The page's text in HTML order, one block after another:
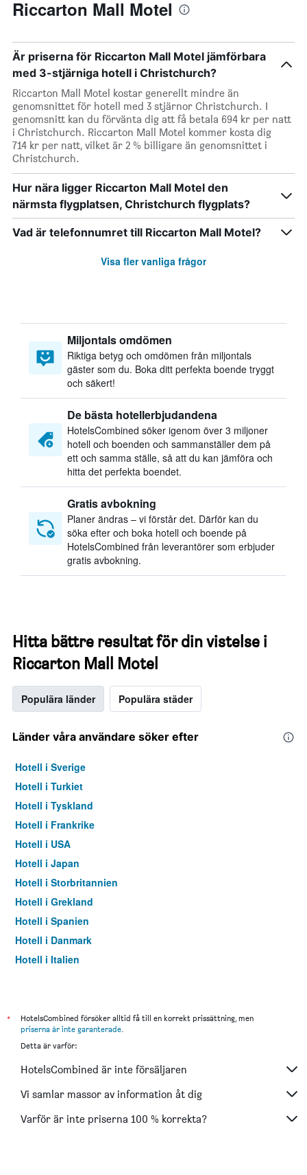
Riccarton Mall Motel
Är priserna för Riccarton Mall Motel jämförbara
med 3-stjärniga hotell i Christchurch?
Riccarton Mall Motel kostar generellt mindre än
genomsnittet för hotell med 3 stjärnor Christchurch. I
genomsnitt kan du förvänta dig att få betala 694 kr per natt
i Christchurch. Riccarton Mall Motel kommer kosta dig
714 kr per natt, vilket är 2 % billigare än genomsnittet i
Christchurch.
Hur nära ligger Riccarton Mall Motel den
närmsta flygplatsen, Christchurch flygplats?
Vad är telefonnumret till Riccarton Mall Motel?
Visa fler vanliga frågor
Miljontals omdömen
Riktiga betyg och omdömen från miljontals
gäster som du. Boka ditt perfekta boende tryggt
och säkert!
De bästa hotellerbjudandena
HotelsCombined söker igenom över 3 miljoner
hotell och boenden och sammanställer dem på
ett och samma ställe, så att du kan jämföra och
hitta det perfekta boendet.
Gratis avbokning
Planer ändras – vi förstår det. Därför kan du
söka efter och boka hotell och boende på
HotelsCombined från leverantörer som erbjuder
gratis avbokning.
Hitta bättre resultat för din vistelse i
Riccarton Mall Motel
Populära länder Populära städer
Länder våra användare söker efter
Hotell i Sverige
Hotell i Turkiet
Hotell i Tyskland
Hotell i Frankrike
Hotell i USA
Hotell i Japan
Hotell i Storbritannien
Hotell i Grekland
Hotell i Spanien
Hotell i Danmark
Hotell i Italien
*
HotelsCombined försöker alltid få till en korrekt prissättning, men
priserna är inte garanterade.
Detta är varför:
HotelsCombined är inte försäljaren
Vi samlar massor av information åt dig
Varför är inte priserna 100 % korrekta?